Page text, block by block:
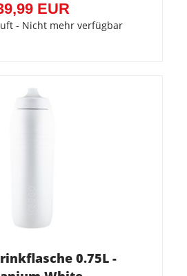
EUR
- Nicht mehr verfügbar
0.75L -